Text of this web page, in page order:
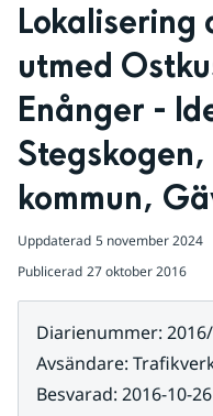
Lokalisering
utmed
Enånger -
kommun,
Uppdaterad 5 november 2024
Publicerad 27 oktober 2016
Diarienummer:
Avsändare:
Besvarad: 2016-10-26